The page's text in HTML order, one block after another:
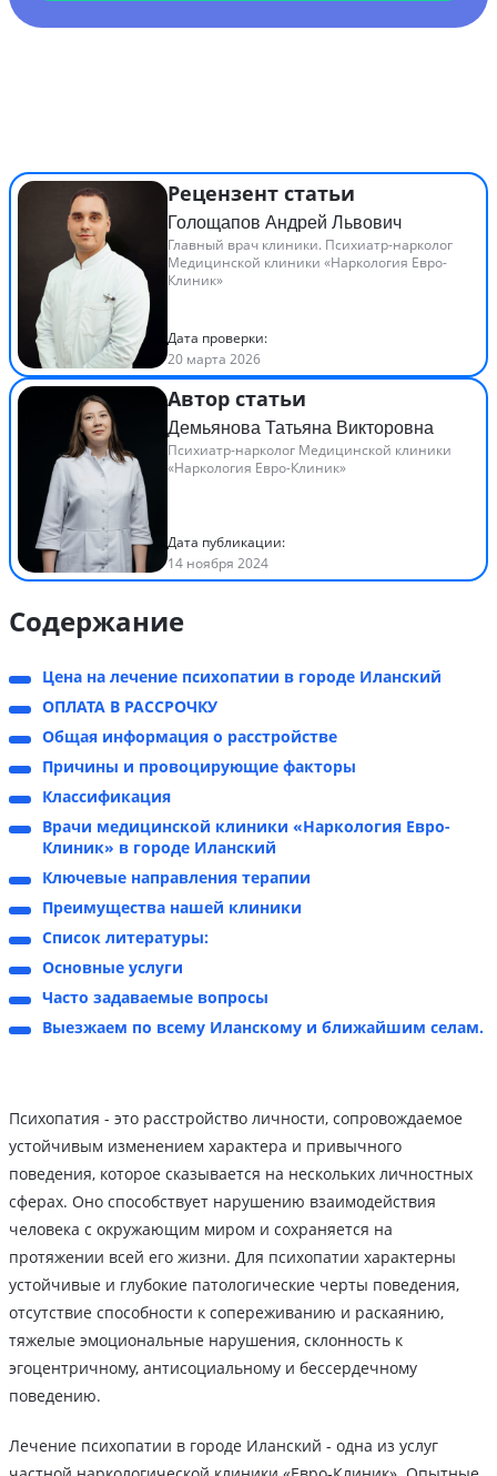
Рецензент статьи
Голощапов Андрей Львович
Главный врач клиники. Психиатр-нарколог
Медицинской клиники «Наркология Евро-
Клиник»
Дата проверки:
20 марта 2026
Автор статьи
Демьянова Татьяна Викторовна
Психиатр-нарколог Медицинской клиники
«Наркология Евро-Клиник»
Дата публикации:
14 ноября 2024
Содержание
Цена на лечение психопатии в городе Иланский
ОПЛАТА В РАССРОЧКУ
Общая информация о расстройстве
Причины и провоцирующие факторы
Классификация
Врачи медицинской клиники «Наркология Евро-
Клиник» в городе Иланский
Ключевые направления терапии
Преимущества нашей клиники
Список литературы:
Основные услуги
Часто задаваемые вопросы
Выезжаем по всему Иланскому и ближайшим селам.
Психопатия - это расстройство личности, сопровождаемое
устойчивым изменением характера и привычного
поведения, которое сказывается на нескольких личностных
сферах. Оно способствует нарушению взаимодействия
человека с окружающим миром и сохраняется на
протяжении всей его жизни. Для психопатии характерны
устойчивые и глубокие патологические черты поведения,
отсутствие способности к сопереживанию и раскаянию,
тяжелые эмоциональные нарушения, склонность к
эгоцентричному, антисоциальному и бессердечному
поведению.
Лечение психопатии в городе Иланский - одна из услуг